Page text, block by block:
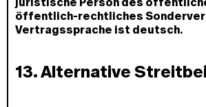
juristische Person des
öffentlich-rechtliches
Vertragssprache ist deutsch.
13. Alternative